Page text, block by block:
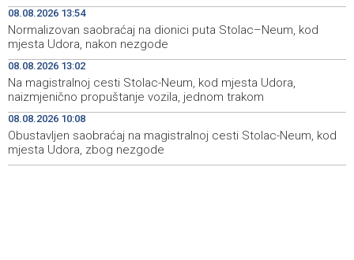
18:05
Koncertom Marije Šerifović večeras se zatvara
manifestacija 'Dani dijaspore Travnik 2026'
17:26
Kod mosta Brčko - Gunja pronađene kosti, vještaci
sudske medicine utvrđuju porijeklo
'Pekijada' u Varešu okupila 37 ekipa iz četiri države
regiona
08.08.2026 13:54
Normalizovan saobraćaj na dionici puta Stolac–Neum, kod
mjesta Udora, nakon nezgode
08.08.2026 13:02
Na magistralnoj cesti Stolac-Neum, kod mjesta Udora,
naizmjenično propuštanje vozila, jednom trakom
08.08.2026 10:08
Obustavljen saobraćaj na magistralnoj cesti Stolac-Neum, kod
mjesta Udora, zbog nezgode